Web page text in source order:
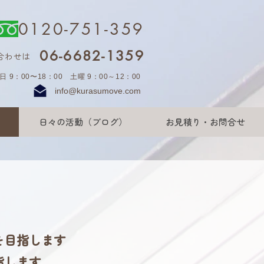
0120-751-359
06-6682-1359
わせは
9：00〜18：00 土曜 9：00～12：00
info@kurasumove.com
日々の活動（ブログ） お見積り・お問合せ
指します